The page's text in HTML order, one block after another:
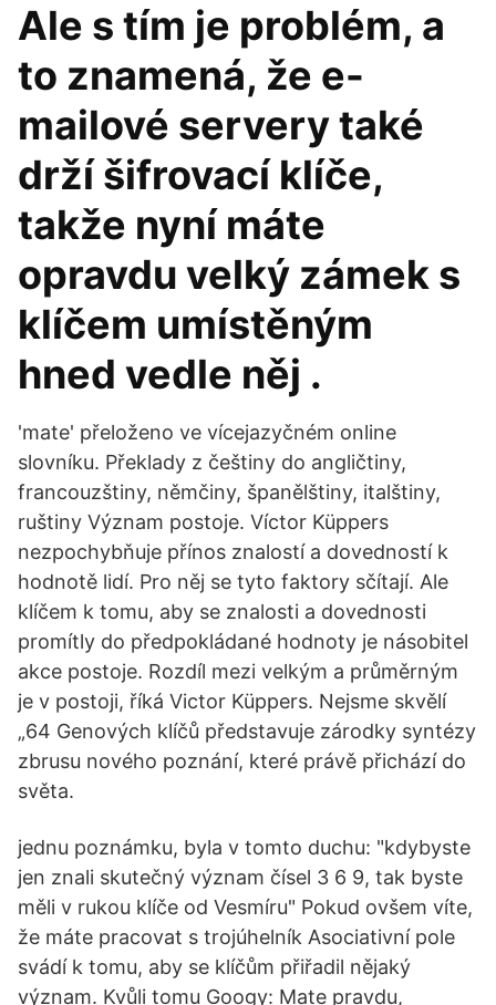
Ale s tím je problém, a
to znamená, že e-
mailové servery také
drží šifrovací klíče,
takže nyní máte
opravdu velký zámek s
klíčem umístěným
hned vedle něj .
'mate' přeloženo ve vícejazyčném online
slovníku. Překlady z češtiny do angličtiny,
francouzštiny, němčiny, španělštiny, italštiny,
ruštiny Význam postoje. Víctor Küppers
nezpochybňuje přínos znalostí a dovedností k
hodnotě lidí. Pro něj se tyto faktory sčítají. Ale
klíčem k tomu, aby se znalosti a dovednosti
promítly do předpokládané hodnoty je násobitel
akce postoje. Rozdíl mezi velkým a průměrným
je v postoji, říká Victor Küppers. Nejsme skvělí
„64 Genových klíčů představuje zárodky syntézy
zbrusu nového poznání, které právě přichází do
světa.
jednu poznámku, byla v tomto duchu: "kdybyste
jen znali skutečný význam čísel 3 6 9, tak byste
měli v rukou klíče od Vesmíru" Pokud ovšem víte,
že máte pracovat s trojúhelník Asociativní pole
svádí k tomu, aby se klíčům přiřadil nějaký
význam. Kvůli tomu Googy: Mate pravdu,